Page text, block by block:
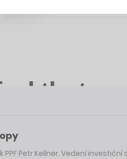
Petr Kellner. Vedení